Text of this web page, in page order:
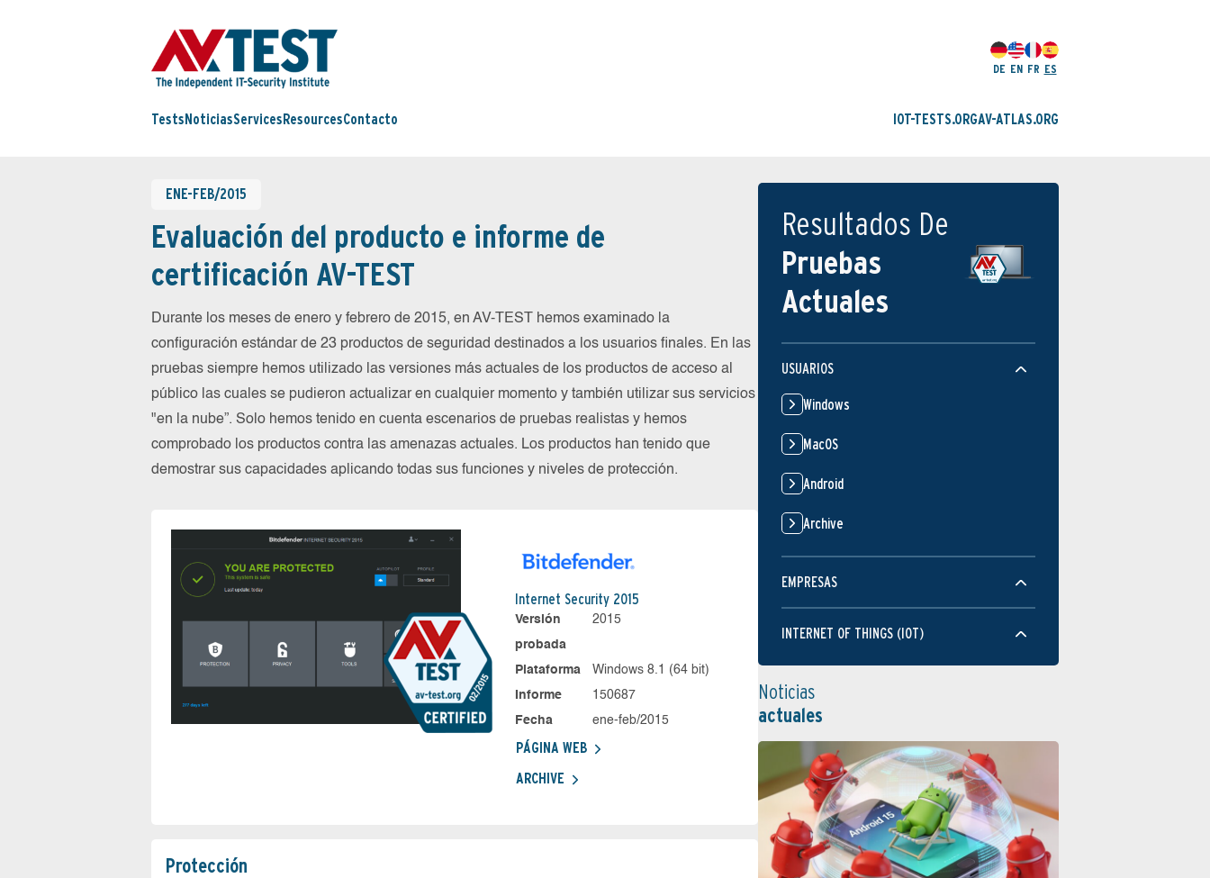
DE EN FR ES
Tests NoticiasServices ResourcesContacto IOT-TESTS.ORGAV-ATLAS.ORG
ENE-FEB/2015
Evaluación del producto e informe de
certificación AV-TEST
Durante los meses de enero y febrero de 2015, en AV-TEST hemos examinado la
configuración estándar de 23 productos de seguridad destinados a los usuarios finales. En las
pruebas siempre hemos utilizado las versiones más actuales de los productos de acceso al
público las cuales se pudieron actualizar en cualquier momento y también utilizar sus servicios
"en la nube”. Solo hemos tenido en cuenta escenarios de pruebas realistas y hemos
comprobado los productos contra las amenazas actuales. Los productos han tenido que
demostrar sus capacidades aplicando todas sus funciones y niveles de protección.
Internet Security 2015
Versión
probada
2015
Plataforma
Windows 8.1 (64 bit)
Informe
150687
Fecha
ene-feb/2015
PÁGINA WEB
ARCHIVE
Protección
Resultados De
Pruebas
Actuales
USUARIOS
Windows
MacOS
Android
Archive
EMPRESAS
INTERNET OF THINGS (IOT)
Noticias
actuales